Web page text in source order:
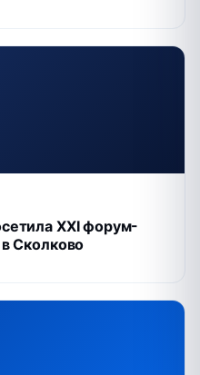
XXI форум-
Сколково